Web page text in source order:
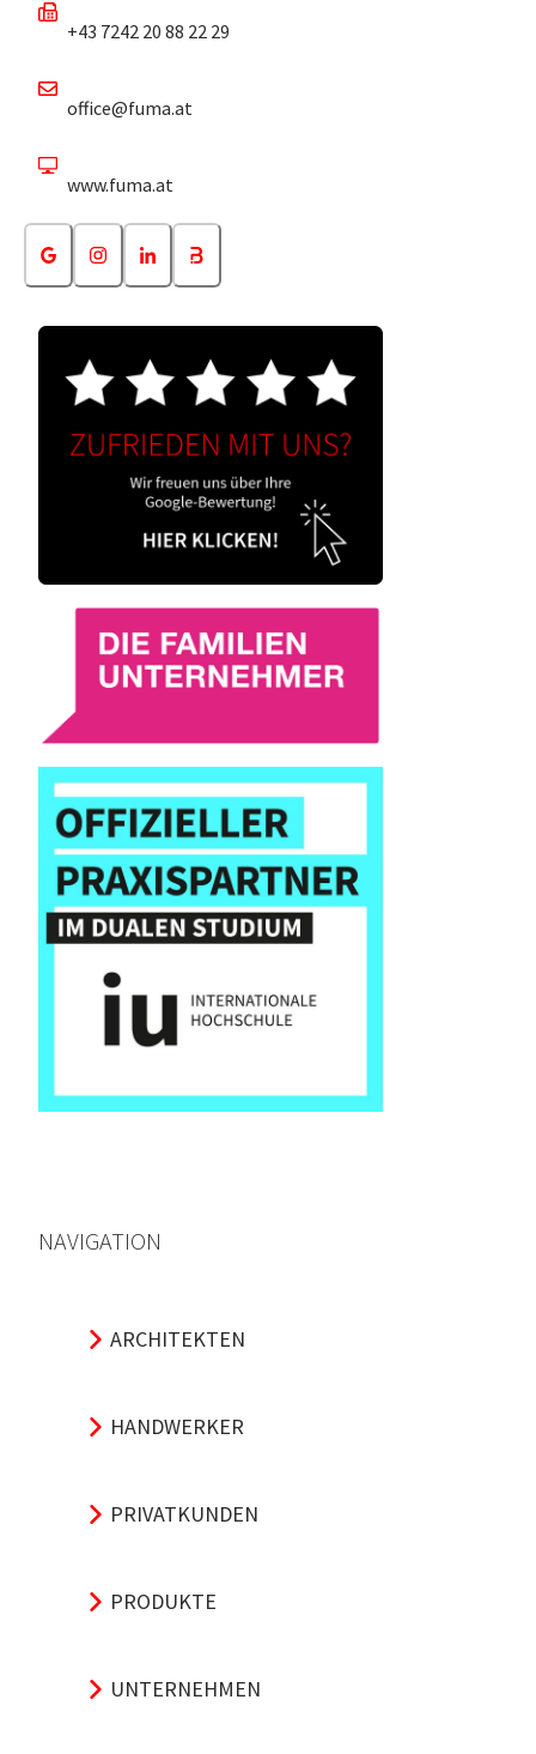
+43 7242 20 88 22 29
office@fuma.at
www.fuma.at
NAVIGATION
ARCHITEKTEN
HANDWERKER
PRIVATKUNDEN
PRODUKTE
UNTERNEHMEN